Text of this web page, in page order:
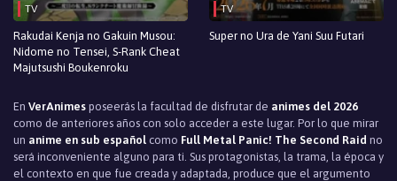
TV
Rakudai Kenja no Gakuin Musou:
Nidome no Tensei, S-Rank Cheat
Majutsushi Boukenroku
TV
Super no Ura de Yani Suu Futari
En VerAnimes poseerás la facultad de disfrutar de animes del 2026
como de anteriores años con solo acceder a este lugar. Por lo que mirar
un anime en sub español como Full Metal Panic! The Second Raid no
será inconveniente alguno para ti. Sus protagonistas, la trama, la época y
el contexto en que fue creada y adaptada, produce que el argumento